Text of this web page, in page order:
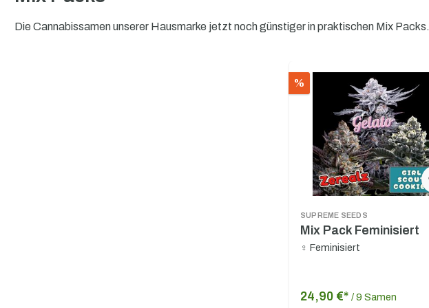
Die Cannabissamen unserer Hausmarke jetzt noch günstiger in praktischen Mix Packs.
%
SUPREME SEEDS
Mix Pack Feminisiert
♀ Feminisiert
24,90 €* / 9 Samen